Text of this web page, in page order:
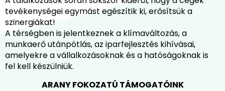
tevékenységei egymást egészítik ki, erősítsük a
szinergiákat!
A térségben is jelentkeznek a klímaváltozás, a
munkaerő utánpótlás, az iparfejlesztés kihívásai,
amelyekre a vállalkozásoknak és a hatóságoknak is
fel kell készülniük.
ARANY FOKOZATÚ TÁMOGATÓINK